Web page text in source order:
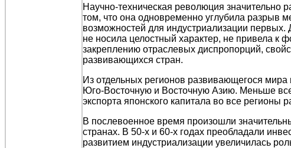
Научно-техническая революция значительно
том, что она одновременно углубила разрыв
возможностей для индустриализации
не носила целостный характер, не привела к
закреплению отраслевых диспропорций,
развивающихся стран.
Из отдельных регионов развивающегося
Юго-Восточную и Восточную Азию. Меньше
экспорта японского капитала во все регионы
В послевоенное время произошли
странах. В 50-х и 60-х годах преобладали
развитием индустриализации увеличилась